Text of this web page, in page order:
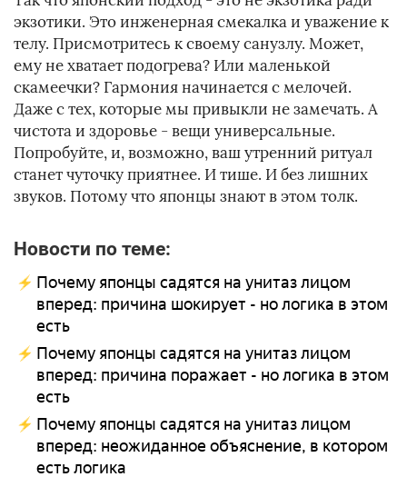
экзотики. Это инженерная смекалка и уважение к
телу. Присмотритесь к своему санузлу. Может,
ему не хватает подогрева? Или маленькой
скамеечки? Гармония начинается с мелочей.
Даже с тех, которые мы привыкли не замечать. А
чистота и здоровье - вещи универсальные.
Попробуйте, и, возможно, ваш утренний ритуал
станет чуточку приятнее. И тише. И без лишних
звуков. Потому что японцы знают в этом толк.
Новости по теме:
Почему японцы садятся на унитаз лицом
вперед: причина шокирует - но логика в этом
есть
Почему японцы садятся на унитаз лицом
вперед: причина поражает - но логика в этом
есть
Почему японцы садятся на унитаз лицом
вперед: неожиданное объяснение, в котором
есть логика